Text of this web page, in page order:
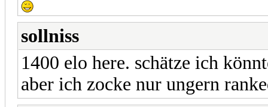
sollniss
1400 elo here. schätze ich
aber ich zocke nur ungern